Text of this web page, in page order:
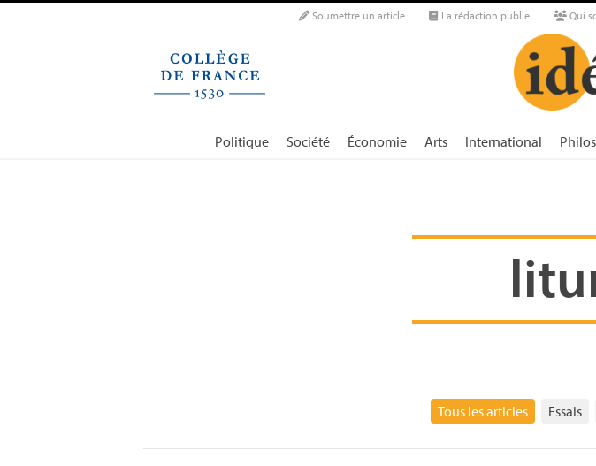
Soumettre un article La rédaction publie Qui
Politique Société Économie Arts International
Tous les articles Essais